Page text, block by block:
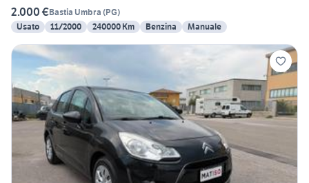
2.000 €Bastia Umbra (PG)
Usato
11/2000 240000 Km Benzina Manuale